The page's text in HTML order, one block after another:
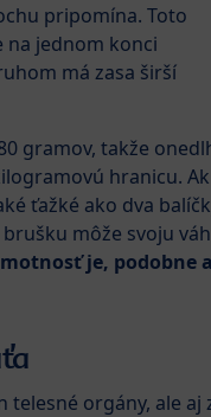
pripomína. Toto
na jednom konci
má zasa širší
gramov, takže
hranicu.
ťažké ako dva
brušku môže svoju
je, podobne
telesné orgány, ale